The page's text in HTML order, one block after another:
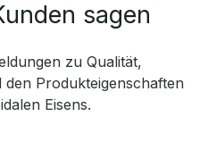
sagen
zu Qualität,
Produkteigenschaften
Eisens.